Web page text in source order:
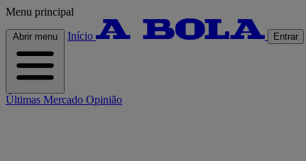
Menu principal
Abrir menu Início Entrar
Últimas Mercado Opinião